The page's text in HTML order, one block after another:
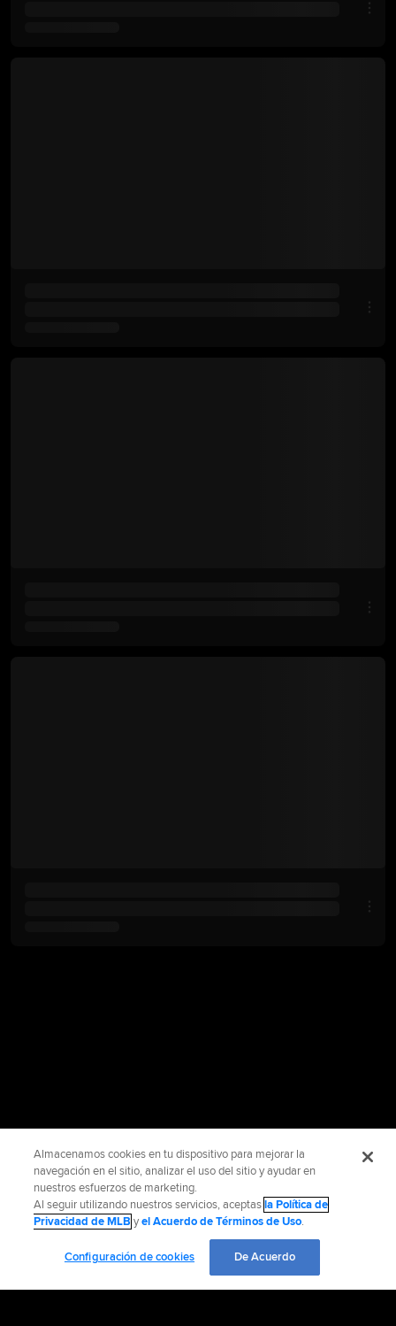
Almacenamos cookies en tu dispositivo para mejorar la
navegación en el sitio, analizar el uso del sitio y ayudar en
nuestros esfuerzos de marketing.
Al seguir utilizando nuestros servicios, aceptasla Política de
Privacidad de MLB yel Acuerdo de Términos de Uso.
Configuración de cookies De Acuerdo